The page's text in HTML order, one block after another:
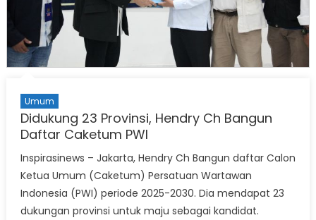
Umum
Didukung 23 Provinsi, Hendry Ch Bangun
Daftar Caketum PWI
Inspirasinews – Jakarta, Hendry Ch Bangun daftar Calon
Ketua Umum (Caketum) Persatuan Wartawan
Indonesia (PWI) periode 2025-2030. Dia mendapat 23
dukungan provinsi untuk maju sebagai kandidat.